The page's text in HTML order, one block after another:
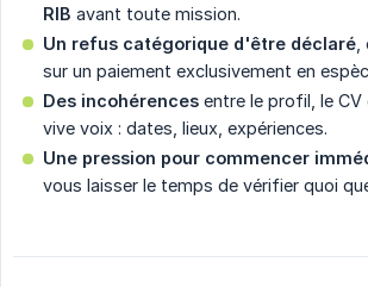
RIB avant toute mission.
Un refus catégorique d'être déclaré
sur un paiement exclusivement en
Des incohérences entre le profil, le
vive voix : dates, lieux, expériences.
Une pression pour commencer
vous laisser le temps de vérifier quoi